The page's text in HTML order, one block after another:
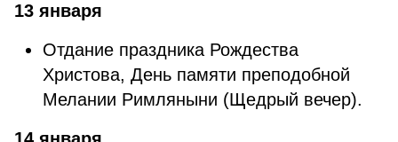
13 января
Отдание праздника Рождества
Христова, День памяти преподобной
Мелании Римляныни (Щедрый вечер).